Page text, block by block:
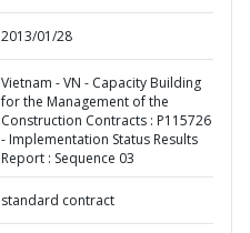
2013/01/28
Vietnam - VN - Capacity Building
for the Management of the
Construction Contracts : P115726
- Implementation Status Results
Report : Sequence 03
standard contract